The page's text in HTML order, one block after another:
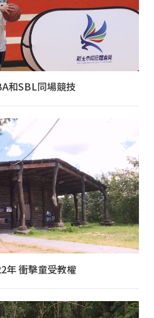
和SBL同場競技
年 衝擊童受教權